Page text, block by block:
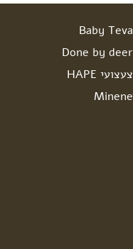
Baby Teva
Done by deer
צעצועי HAPE
Minene